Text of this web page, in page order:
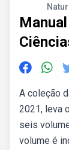
A coleção
2021, leva
seis
volume é